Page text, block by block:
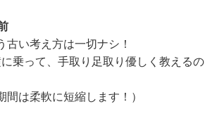
古い考え方は一切ナシ！
乗って、手取り足取り優しく教えるの
は柔軟に短縮します！）